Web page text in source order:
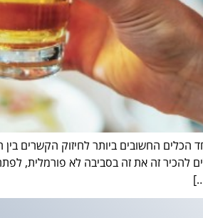
הכלים החשובים ביותר לחיזוק הקשרים
להכיר זה את זה בסביבה לא פורמלית,